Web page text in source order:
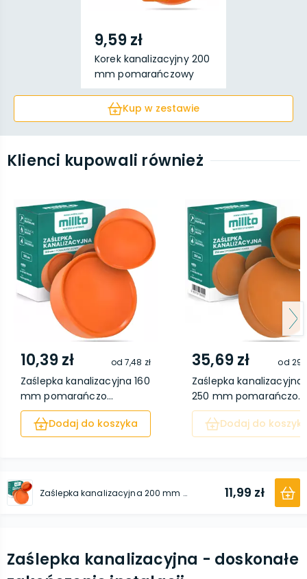
9,59 zł
Korek kanalizacyjny 200
mm pomarańczowy
Kup w zestawie
Klienci kupowali również
10,39 zł od7,48 zł
Zaślepka kanalizacyjna 160
mm pomarańczo...
Dodaj do koszyka
35,69 zł od
Zaślepka kanalizacyjna
250 mm pomarańczo...
Dodaj do
Zaślepka kanalizacyjna 200 mm pomarańczowy 11,99 zł
Zaślepka kanalizacyjna - doskonałe